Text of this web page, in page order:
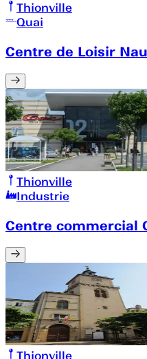
Thionville
Quai
Centre de Loisir
Thionville
Industrie
Centre commercial
Thionville